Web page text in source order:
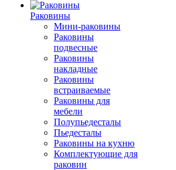
Раковины
Мини-раковины
Раковины
подвесные
Раковины
накладные
Раковины
встраиваемые
Раковины для
мебели
Полупьедесталы
Пьедесталы
Раковины на кухню
Комплектующие для
раковин